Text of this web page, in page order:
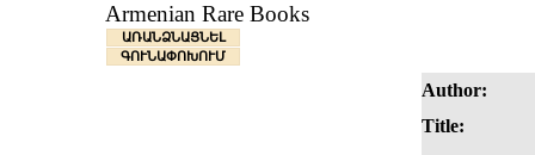
Armenian Rare Books
ԱՌԱՆՁՆԱՑՆԵԼ
ԳՈՒՆԱՓՈԽՈՒՄ
Author:
Title: